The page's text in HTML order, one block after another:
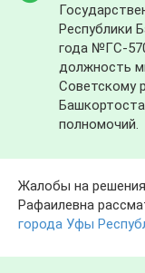
Республики
года №ГС-
должность
Советскому
полномочий.
Жалобы на
Рафаилевна
города Уфы